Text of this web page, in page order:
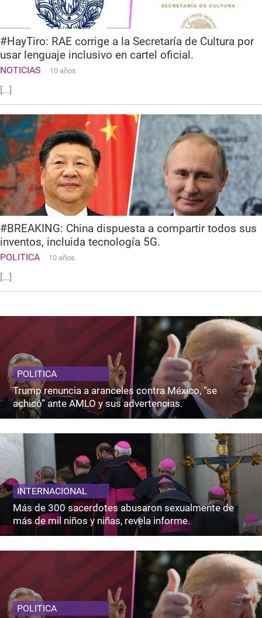
#HayTiro: RAE corrige a la Secretaría de Cultura por
usar lenguaje inclusivo en cartel oficial.
NOTICIAS 10 años
[...]
#BREAKING: China dispuesta a compartir todos sus
inventos, incluida tecnología 5G.
POLITICA 10 años
[...]
POLITICA
Trump renuncia a aranceles contra México, “se
achicó” ante AMLO y sus advertencias.
INTERNACIONAL
Más de 300 sacerdotes abusaron sexualmente de
más de mil niños y niñas, revela informe.
POLITICA